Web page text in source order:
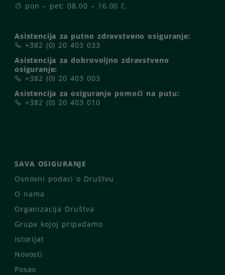
pon – pet: 08.00 – 16.00 č.
Asistencija za putno zdravstveno osiguranje:
+382 (0) 20 403 033
Asistencija za dobrovoljno zdravstveno
osiguranje:
+382 (0) 20 403 003
Asistencija za osiguranje pomoći na putu:
+382 (0) 20 403 010
SAVA OSIGURANJE
Osnovni podaci o Društvu
O nama
Organizacija Društva
Grupa kojoj pripadamo
Istorijat
Novosti
Posao